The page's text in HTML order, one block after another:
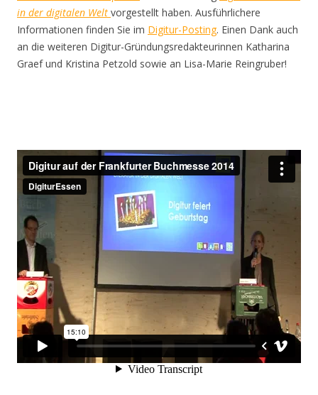
in der digitalen Welt vorgestellt haben. Ausführlichere
Informationen finden Sie im Digitur-Posting. Einen Dank auch
an die weiteren Digitur-Gründungsredakteurinnen Katharina
Graef und Kristina Petzold sowie an Lisa-Marie Reingruber!